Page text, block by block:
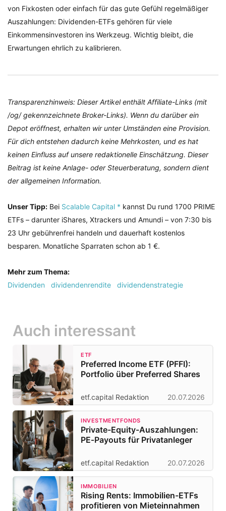
von Fixkosten oder einfach für das gute Gefühl regelmäßiger
Auszahlungen: Dividenden-ETFs gehören für viele
Einkommensinvestoren ins Werkzeug. Wichtig bleibt, die
Erwartungen ehrlich zu kalibrieren.
Transparenzhinweis: Dieser Artikel enthält Affiliate-Links (mit
/og/ gekennzeichnete Broker-Links). Wenn du darüber ein
Depot eröffnest, erhalten wir unter Umständen eine Provision.
Für dich entstehen dadurch keine Mehrkosten, und es hat
keinen Einfluss auf unsere redaktionelle Einschätzung. Dieser
Beitrag ist keine Anlage- oder Steuerberatung, sondern dient
der allgemeinen Information.
Unser Tipp: Bei Scalable Capital * kannst Du rund 1700 PRIME
ETFs – darunter iShares, Xtrackers und Amundi – von 7:30 bis
23 Uhr gebührenfrei handeln und dauerhaft kostenlos
besparen. Monatliche Sparraten schon ab 1 €.
Mehr zum Thema:
Dividenden
dividendenrendite dividendenstrategie
Auch interessant
ETF
Preferred Income ETF (PFFI):
Portfolio über Preferred Shares
etf.capital Redaktion 20.07.2026
INVESTMENTFONDS
Private-Equity-Auszahlungen:
PE‑Payouts für Privatanleger
etf.capital Redaktion 20.07.2026
IMMOBILIEN
Rising Rents: Immobilien-ETFs
profitieren von Mieteinnahmen